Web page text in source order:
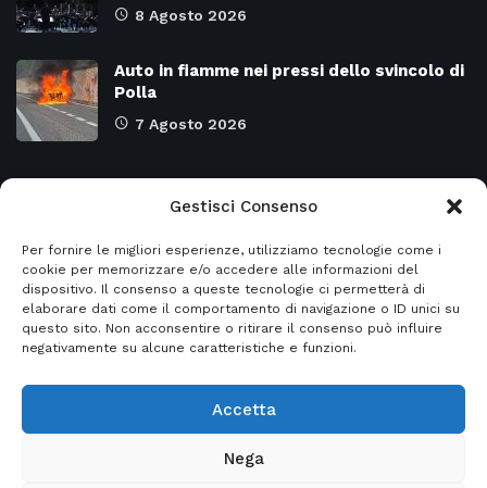
Gestisci Consenso
Per fornire le migliori esperienze, utilizziamo tecnologie come i
cookie per memorizzare e/o accedere alle informazioni del
dispositivo. Il consenso a queste tecnologie ci permetterà di
elaborare dati come il comportamento di navigazione o ID unici su
questo sito. Non acconsentire o ritirare il consenso può influire
negativamente su alcune caratteristiche e funzioni.
Accetta
Nega
8 Agosto 2026
Auto in fiamme nei pressi dello svincolo di
Polla
7 Agosto 2026
Attualità 8978
Cronaca 6485
Primo piano 5965
SALERNO e Provincia 4137
Regione CAMPANIA 2132
Regione BASILICATA
- Italia2news powered by